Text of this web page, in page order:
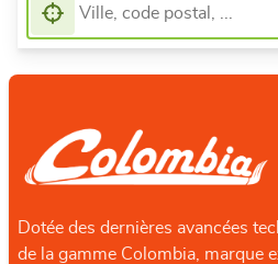
Dotée des dernières avancées
de la gamme Colombia, marque